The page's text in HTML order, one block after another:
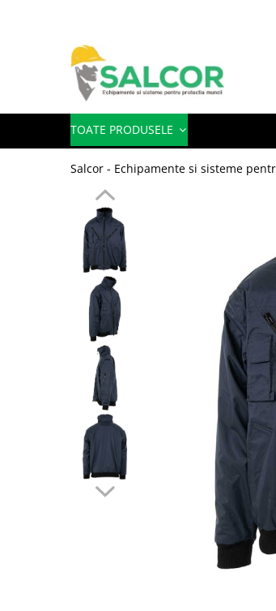
Toate Produsele
Imbracaminte
Accesorii
Articole unica folosinta
Costum-Salopeta
Halate de lucru
Imbracaminte Femei
Jachete de iarna
Jachete/Bluze Salopeta
Pantaloni cu pieptar
Pantaloni de lucru
Pantaloni scurti
TOATE PRODUSELE
Salcor - Echipamente si sisteme